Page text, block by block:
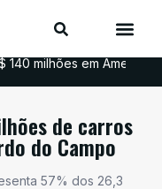
140 milhões em
de carros
do Campo
57% dos 26,3